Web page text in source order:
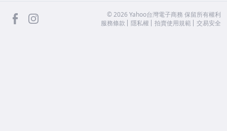
facebook ©2026 Yahoo台灣電子商務 保留所有權利
服務條款
隱私權 拍賣使用規範 交易安全